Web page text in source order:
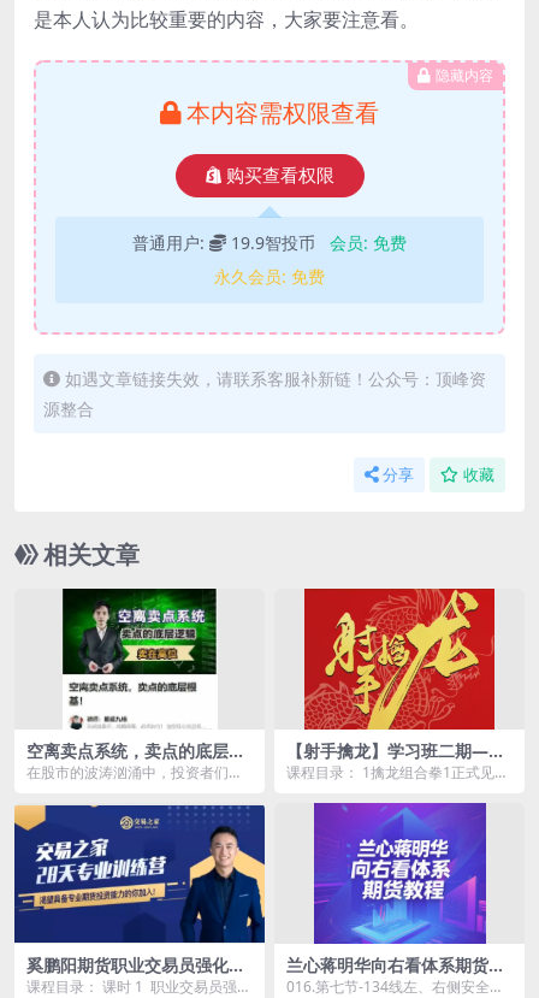
是本人认为比较重要的内容，大家要注意看。
隐藏内容
本内容需权限查看
购买查看权限
普通用户: 19.9智投币 会员: 免费
永久会员: 免费
如遇文章链接失效，请联系客服补新链！公众号：顶峰资
源整合
分享 收藏
相关文章
空离卖点系统，卖点的底层根
基！股道九杨
在股市的波涛汹涌中，投资者们无
机，以期在股价的起伏间...
【射手擒龙】学习班二期—牛
市敲门砖 视频+指标
课程目录： 1擒龙组合拳1正式见面.
奚鹏阳期货职业交易员强化训
练营
课程目录： 课时 1 职业交易员强化
兰心蒋明华向右看体系期货教
程-21节
016.第七节-134线左、右侧安全实